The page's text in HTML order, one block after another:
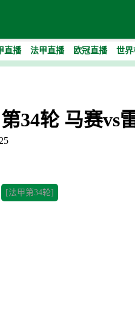
直播 法甲直播 欧冠直播 世界
34轮 马赛vs
[法甲第34轮]